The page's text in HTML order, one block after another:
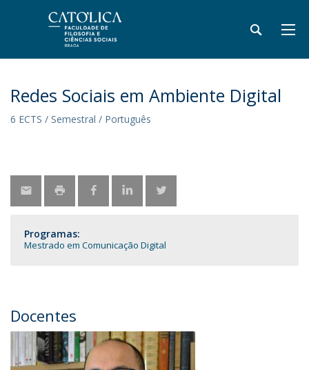
Redes Sociais em Ambiente Digital
6 ECTS / Semestral / Português
Programas:
Mestrado em Comunicação Digital
Docentes